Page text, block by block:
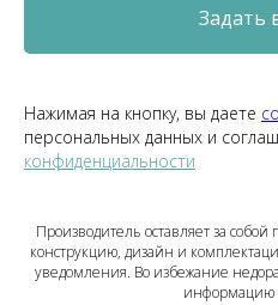
Задать
Нажимая на кнопку, вы даете
персональных данных и
конфиденциальности
Производитель оставляет за
конструкцию, дизайн и
уведомления. Во избежание
информацию